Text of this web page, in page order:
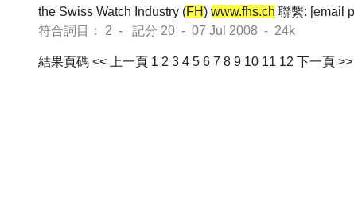
the Swiss Watch Industry (FH) www.fhs.ch 聯繫: [email
符合詞目： 2 - 記分 20 - 07 Jul 2008 - 24k
結果頁碼 << 上一頁 1 2 3 4 5 6 7 8 9 10 11 12 下一頁 >>